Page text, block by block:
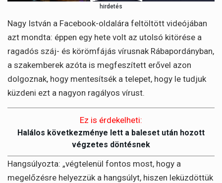
hirdetés
Nagy István a Facebook-oldalára feltöltött videójában
azt mondta: éppen egy hete volt az utolsó kitörése a
ragadós száj- és körömfájás vírusnak Rábapordányban,
a szakemberek azóta is megfeszített erővel azon
dolgoznak, hogy mentesítsék a telepet, hogy le tudjuk
küzdeni ezt a nagyon ragályos vírust.
Ez is érdekelheti:
Halálos következménye lett a baleset után hozott
végzetes döntésnek
Hangsúlyozta: „végtelenül fontos most, hogy a
megelőzésre helyezzük a hangsúlyt, hiszen leküzdöttük